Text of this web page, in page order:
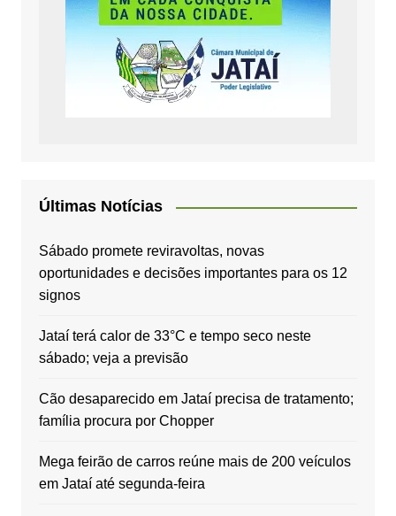
Últimas Notícias
Sábado promete reviravoltas, novas
oportunidades e decisões importantes para os 12
signos
Jataí terá calor de 33°C e tempo seco neste
sábado; veja a previsão
Cão desaparecido em Jataí precisa de tratamento;
família procura por Chopper
Mega feirão de carros reúne mais de 200 veículos
em Jataí até segunda-feira